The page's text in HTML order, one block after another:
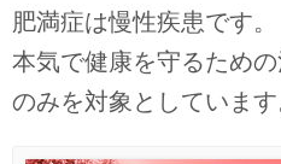
肥満症は慢性疾患です。
本気で健康を守るため
のみを対象としています